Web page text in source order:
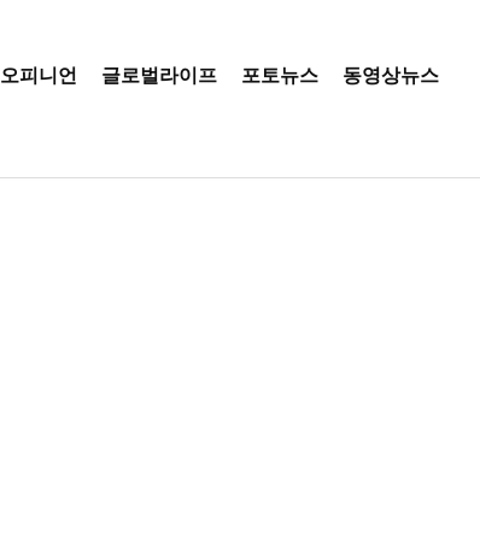
오피니언 글로벌라이프 포토뉴스 동영상뉴스